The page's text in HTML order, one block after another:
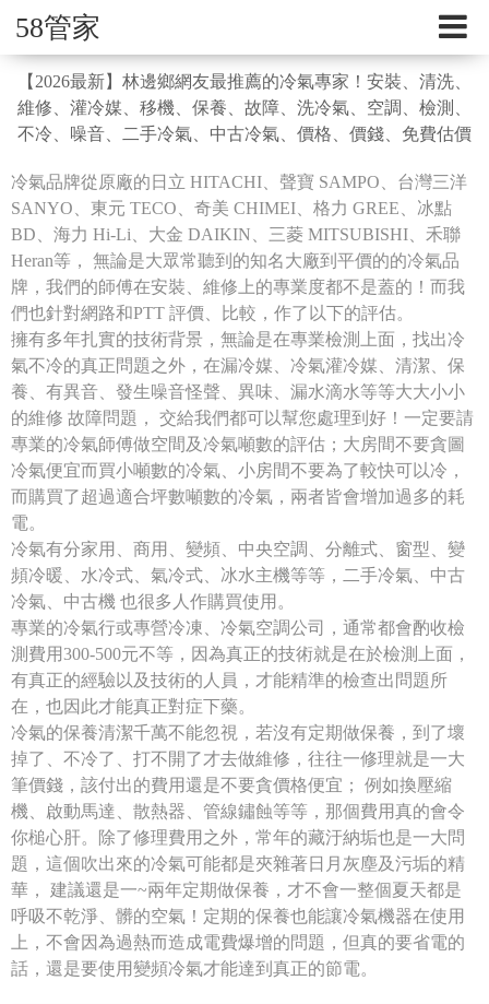
58管家
【2026最新】林邊鄉網友最推薦的冷氣專家！安裝、清洗、
維修、灌冷媒、移機、保養、故障、洗冷氣、空調、檢測、
不冷、噪音、二手冷氣、中古冷氣、價格、價錢、免費估價
冷氣品牌從原廠的日立 HITACHI、聲寶 SAMPO、台灣三洋
SANYO、東元 TECO、奇美 CHIMEI、格力 GREE、冰點
BD、海力 Hi-Li、大金 DAIKIN、三菱 MITSUBISHI、禾聯
Heran等， 無論是大眾常聽到的知名大廠到平價的的冷氣品
牌，我們的師傅在安裝、維修上的專業度都不是蓋的！而我
們也針對網路和PTT 評價、比較，作了以下的評估。
擁有多年扎實的技術背景，無論是在專業檢測上面，找出冷
氣不冷的真正問題之外，在漏冷媒、冷氣灌冷媒、清潔、保
養、有異音、發生噪音怪聲、異味、漏水滴水等等大大小小
的維修 故障問題， 交給我們都可以幫您處理到好！一定要請
專業的冷氣師傅做空間及冷氣噸數的評估；大房間不要貪圖
冷氣便宜而買小噸數的冷氣、小房間不要為了較快可以冷，
而購買了超過適合坪數噸數的冷氣，兩者皆會增加過多的耗
電。
冷氣有分家用、商用、變頻、中央空調、分離式、窗型、變
頻冷暖、水冷式、氣冷式、冰水主機等等，二手冷氣、中古
冷氣、中古機 也很多人作購買使用。
專業的冷氣行或專營冷凍、冷氣空調公司，通常都會酌收檢
測費用300-500元不等，因為真正的技術就是在於檢測上面，
有真正的經驗以及技術的人員，才能精準的檢查出問題所
在，也因此才能真正對症下藥。
冷氣的保養清潔千萬不能忽視，若沒有定期做保養，到了壞
掉了、不冷了、打不開了才去做維修，往往一修理就是一大
筆價錢，該付出的費用還是不要貪價格便宜； 例如換壓縮
機、啟動馬達、散熱器、管線鏽蝕等等，那個費用真的會令
你槌心肝。除了修理費用之外，常年的藏汙納垢也是一大問
題，這個吹出來的冷氣可能都是夾雜著日月灰塵及污垢的精
華， 建議還是一~兩年定期做保養，才不會一整個夏天都是
呼吸不乾淨、髒的空氣！定期的保養也能讓冷氣機器在使用
上，不會因為過熱而造成電費爆增的問題，但真的要省電的
話，還是要使用變頻冷氣才能達到真正的節電。